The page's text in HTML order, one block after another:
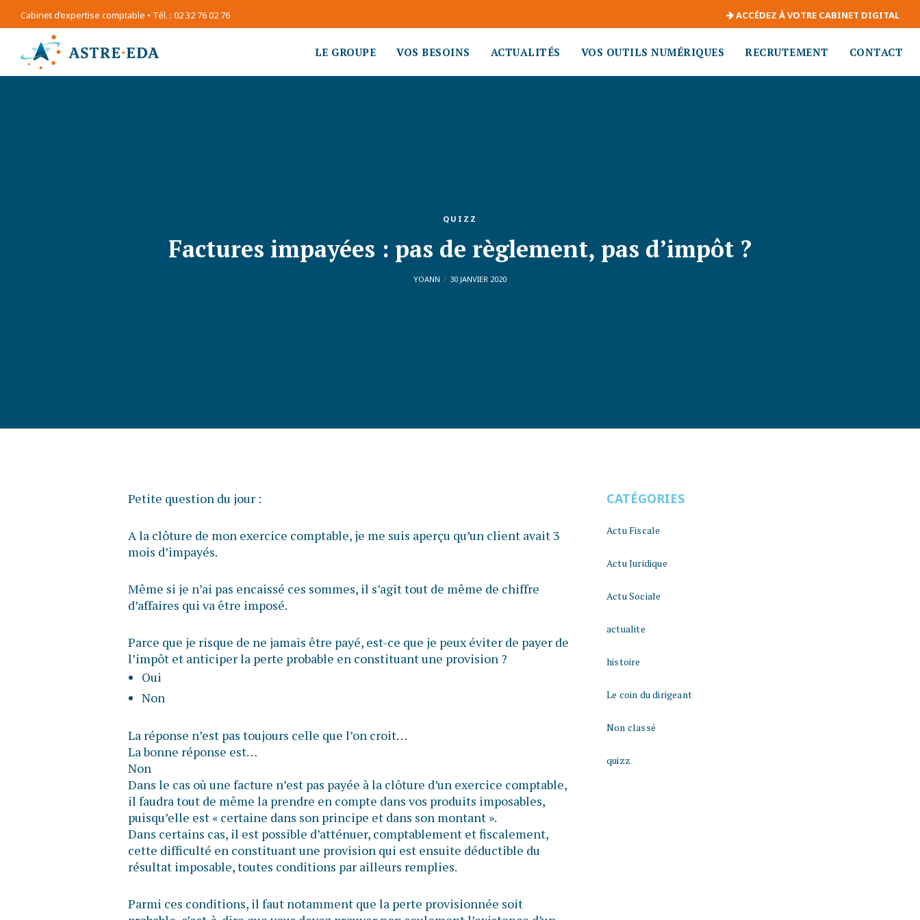
Cabinet d’expertise comptable • Tél. : 02 32 76 02 76 ACCÉDEZ À VOTRE CABINET DIGITAL
LE GROUPE VOS BESOINS ACTUALITÉS VOS OUTILS NUMÉRIQUES RECRUTEMENT CONTACT
QUIZZ
Factures impayées : pas de règlement, pas d’impôt ?
YOANN 30 JANVIER 2020
Petite question du jour :
A la clôture de mon exercice comptable, je me suis aperçu qu’un client avait 3
mois d’impayés.
Même si je n’ai pas encaissé ces sommes, il s’agit tout de même de chiffre
d’affaires qui va être imposé.
Parce que je risque de ne jamais être payé, est-ce que je peux éviter de payer de
l’impôt et anticiper la perte probable en constituant une provision ?
Oui
Non
La réponse n’est pas toujours celle que l’on croit…
La bonne réponse est…
Non
Dans le cas où une facture n’est pas payée à la clôture d’un exercice comptable,
il faudra tout de même la prendre en compte dans vos produits imposables,
puisqu’elle est « certaine dans son principe et dans son montant ».
Dans certains cas, il est possible d’atténuer, comptablement et fiscalement,
cette difficulté en constituant une provision qui est ensuite déductible du
résultat imposable, toutes conditions par ailleurs remplies.
Parmi ces conditions, il faut notamment que la perte provisionnée soit
CATÉGORIES
Actu Fiscale
Actu Juridique
Actu Sociale
actualite
histoire
Le coin du dirigeant
Non classé
quizz